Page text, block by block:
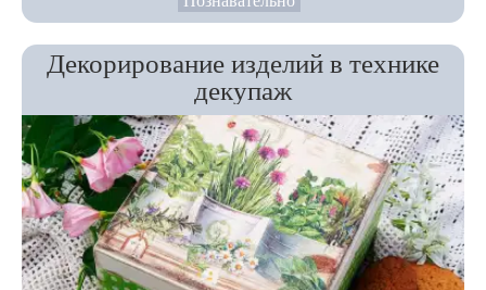
Декорирование изделий в технике
декупаж